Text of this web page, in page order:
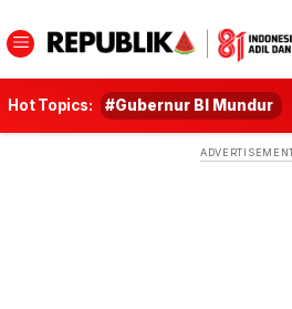
Hot Topics: #Gubernur BI Mundur